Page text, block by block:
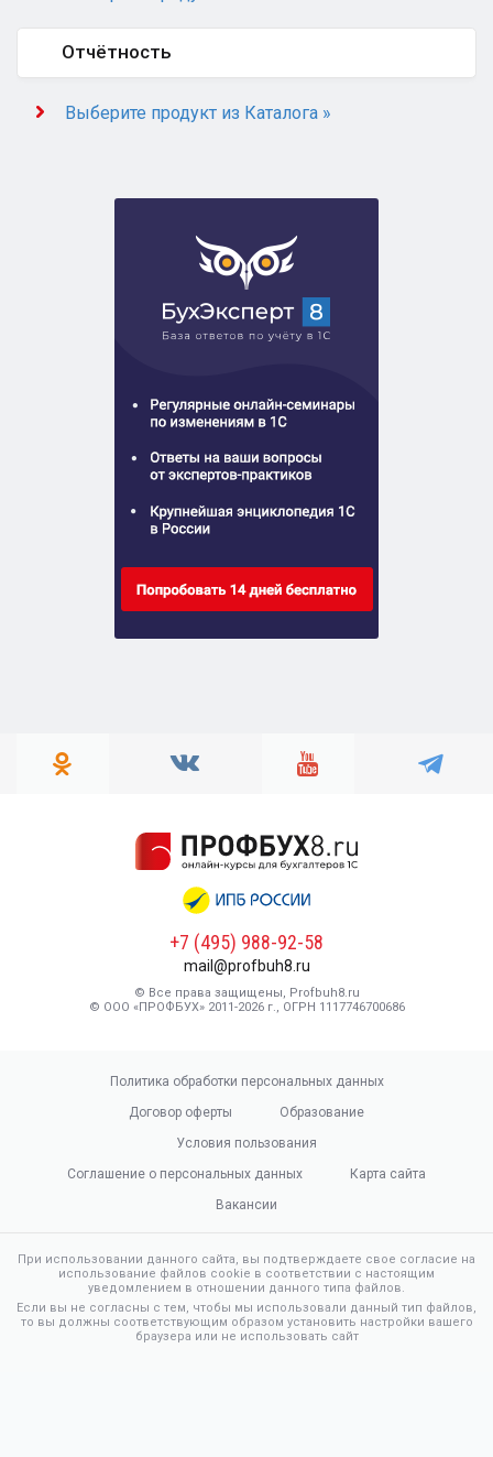
Отчётность
Выберите продукт из Каталога »
+7 (495) 988-92-58
mail@profbuh8.ru
© Все права защищены, Profbuh8.ru
© ООО «ПРОФБУХ» 2011-2026 г., ОГРН 1117746700686
Политика обработки персональных данных
Договор оферты
Образование
Условия пользования
Соглашение о персональных данных
Карта сайта
Вакансии
При использовании данного сайта, вы подтверждаете свое согласие на
использование файлов cookie в соответствии с настоящим
уведомлением в отношении данного типа файлов.
Если вы не согласны с тем, чтобы мы использовали данный тип файлов,
то вы должны соответствующим образом установить настройки вашего
браузера или не использовать сайт